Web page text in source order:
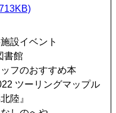
設イベント
書館
フのおすすめ本
ツーリングマップル
陸』